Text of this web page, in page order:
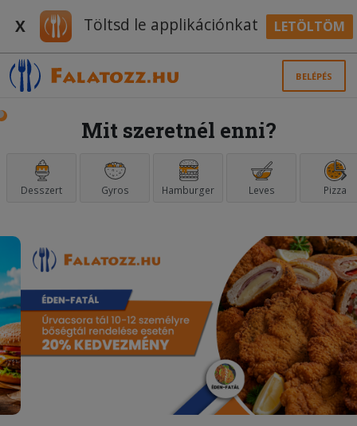
X Töltsd le applikációnkat LETÖLTÖM
BELÉPÉS
Mit szeretnél enni?
Desszert Gyros Hamburger Leves Pizza